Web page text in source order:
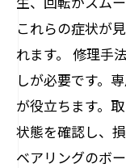
これらの症状が
れます。 修理手
しが必要です。
が役立ちます。
状態を確認し、
ベアリングのボ